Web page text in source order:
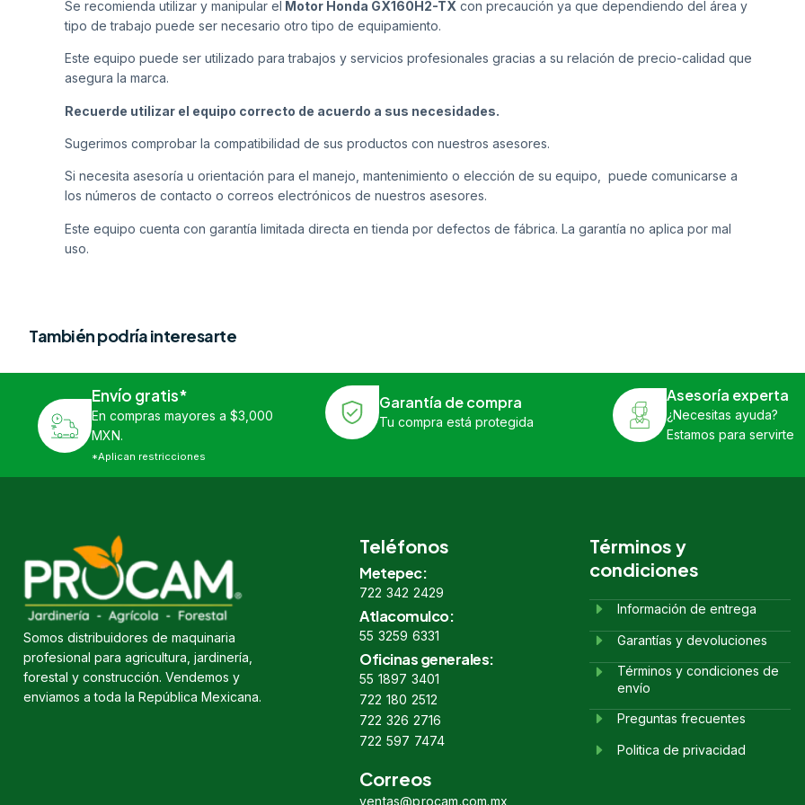
Se recomienda utilizar y manipular el Motor Honda GX160H2-TX con precaución ya que dependiendo del área y
tipo de trabajo puede ser necesario otro tipo de equipamiento.
Este equipo puede ser utilizado para trabajos y servicios profesionales gracias a su relación de precio-calidad que
asegura la marca.
Recuerde utilizar el equipo correcto de acuerdo a sus necesidades.
Sugerimos comprobar la compatibilidad de sus productos con nuestros asesores.
Si necesita asesoría u orientación para el manejo, mantenimiento o elección de su equipo, puede comunicarse a
los números de contacto o correos electrónicos de nuestros asesores.
Este equipo cuenta con garantía limitada directa en tienda por defectos de fábrica. La garantía no aplica por mal
uso.
También podría interesarte
Envío gratis*
En compras mayores a $3,000
MXN.
*Aplican restricciones
Garantía de compra
Tu compra está protegida
Asesoría experta
¿Necesitas ayuda?
Estamos para servirte
Somos distribuidores de maquinaria
profesional para agricultura, jardinería,
forestal y construcción. Vendemos y
enviamos a toda la República Mexicana.
Teléfonos
Metepec:
722 342 2429
Atlacomulco:
55 3259 6331
Oficinas generales:
55 1897 3401
722 180 2512
722 326 2716
722 597 7474
Correos
ventas@procam.com.mx
Términos y
condiciones
Información de entrega
Garantías y devoluciones
Términos y condiciones de
envío
Preguntas frecuentes
Politica de privacidad